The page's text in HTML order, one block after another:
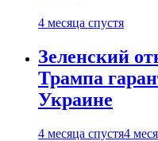
4 месяца спустя
Зеленский
Трампа
Украине
4 месяца спустя4